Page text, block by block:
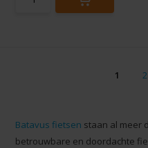
1 2
Batavus fietsen staan al meer
betrouwbare en doordachte